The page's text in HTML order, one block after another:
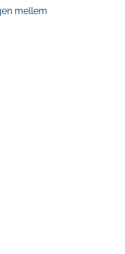
mellem